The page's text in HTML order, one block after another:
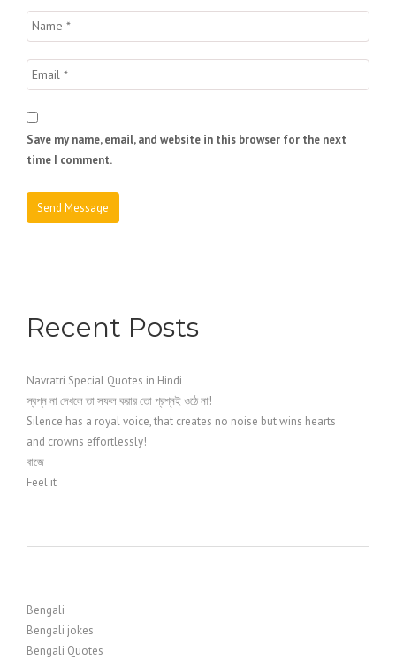
Save my name, email, and website in this browser for the next
time I comment.
Recent Posts
Navratri Special Quotes in Hindi
স্বপ্ন না দেখলে তা সফল করার তো প্রশ্নই ওঠে না!
Silence has a royal voice, that creates no noise but wins hearts
and crowns effortlessly!
বাজে
Feel it
Bengali
Bengali jokes
Bengali Quotes